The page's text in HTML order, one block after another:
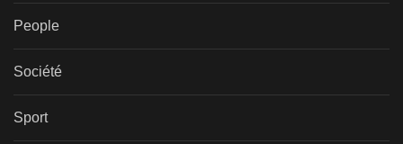
People
Société
Sport